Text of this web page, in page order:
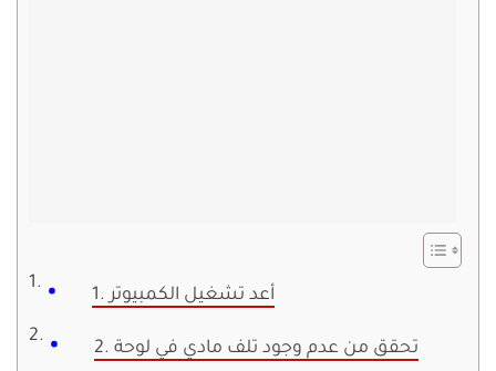
1. أعد تشغيل الكمبيوتر
2. تحقق من عدم وجود تلف مادي في لوحة